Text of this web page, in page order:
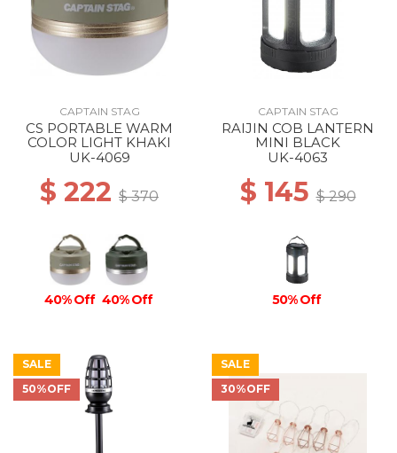
CAPTAIN STAG
CS PORTABLE WARM
COLOR LIGHT KHAKI
UK-4069
$ 222 $ 370
40% Off 40% Off
CAPTAIN STAG
RAIJIN COB LANTERN
MINI BLACK
UK-4063
$ 145$ 290
50% Off
SALE
50%OFF
SALE
30%OFF